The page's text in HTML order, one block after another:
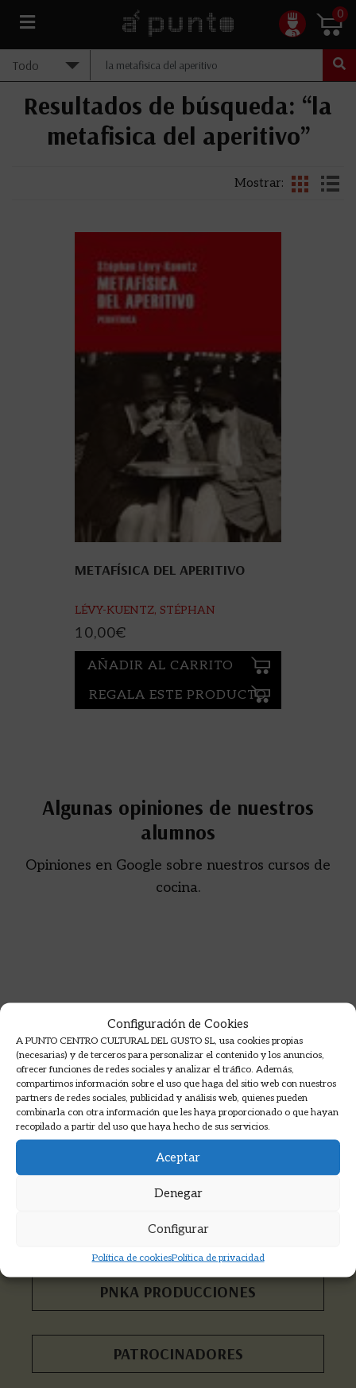
Configuración de Cookies
A PUNTO CENTRO CULTURAL DEL GUSTO SL, usa cookies propias
(necesarias) y de terceros para personalizar el contenido y los anuncios,
ofrecer funciones de redes sociales y analizar el tráfico. Además,
compartimos información sobre el uso que haga del sitio web con nuestros
partners de redes sociales, publicidad y análisis web, quienes pueden
combinarla con otra información que les haya proporcionado o que hayan
recopilado a partir del uso que haya hecho de sus servicios.
Aceptar
Denegar
Configurar
Política de cookiesPolítica de privacidad
0
Resultados de búsqueda: “la
metafisica del aperitivo”
Mostrar:
METAFÍSICA DEL APERITIVO
LÉVY-KUENTZ, STÉPHAN
10,00€
AÑADIR AL CARRITO
REGALA ESTE PRODUCTO
Algunas opiniones de nuestros
alumnos
Opiniones en Google sobre nuestros cursos de
cocina.
Suscríbete a nuestro boletín >
Recibirás las novedades, descuentos,
información de cursos y mucho más...
COOKMADRID
PNKA PRODUCCIONES
PATROCINADORES